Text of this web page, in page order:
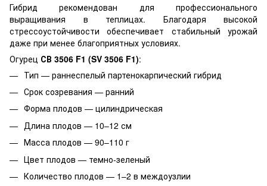
Гибрид рекомендован для профессионального
выращивания в теплицах. Благодаря высокой
стрессоустойчивости обеспечивает стабильный урожай
даже при менее благоприятных условиях.
Огурец СВ 3506 F1 (SV 3506 F1):
Тип — раннеспелый партенокарпический гибрид
Срок созревания — ранний
Форма плодов — цилиндрическая
Длина плодов — 10–12 см
Масса плодов — 90–110 г
Цвет плодов — темно-зеленый
Количество плодов — 1–2 в междоузлии